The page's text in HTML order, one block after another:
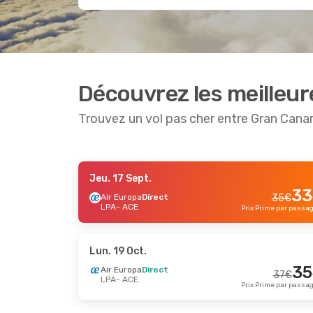
Découvrez les
Trouvez un vol pas cher entre Gran
- Dim. 13 Sept.
69
Mer. 23
Air
- Lun. 26 Oct. Mar. 1
Jeu. 17 Sept.
Air EuropaDirect
LPA- ACE
35€33
Prix Prime par
Lun. 19 Oct.
Air EuropaDirect
LPA- ACE 37€35
Prix Prime par